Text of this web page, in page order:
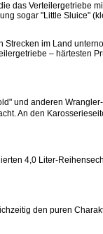
das Verteilergetriebe
sogar "Little Sluice"
im Land
– härtesten
und anderen
An den
4,0 Liter-
den puren